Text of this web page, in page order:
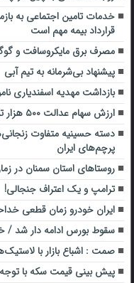
خدمات تامین اجتماعی به
قرارداد بیمه مهم است
مصرف برق مایکروسافت و
پیشنهاد بی‌شرمانه به تیم آبی
بازداشت مهدیه اسفندیاری
ارزش سهام عدالت ۵۰۰ هزار تومانی ها اعلام شد (۱۳ آذر)
دسته حسینیه متفاوت
پرچم‌های ایران
روستاهای استان سمنان در زمان
ترامپ و یک اعتراف جنجالی!
ایران خودرو زمان قطعی
سقوط بورس ادامه دار شد /
صمت : اشباع بازار با لاستیک‌های
پیش بینی قیمت سکه با